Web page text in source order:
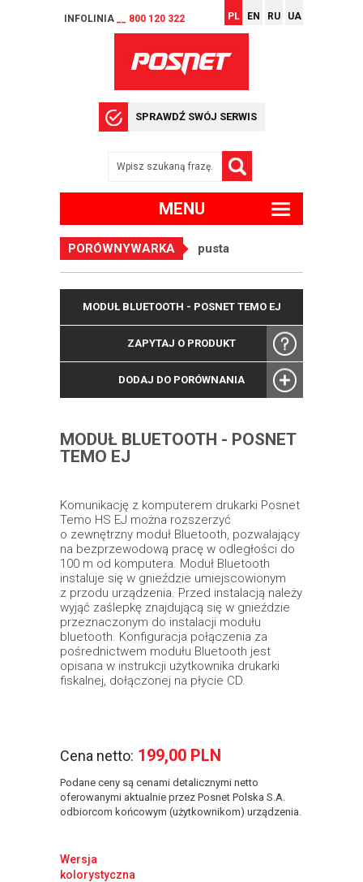
INFOLINIA __ 800 120 322 PL EN RU UA
SPRAWDŹ SWÓJ SERWIS
MENU
PORÓWNYWARKA pusta
MODUŁ BLUETOOTH - POSNET TEMO EJ
ZAPYTAJ O PRODUKT
DODAJ DO PORÓWNANIA
MODUŁ BLUETOOTH - POSNET
TEMO EJ
Komunikację z komputerem drukarki Posnet
Temo HS EJ można rozszerzyć
o zewnętrzny moduł Bluetooth, pozwalający
na bezprzewodową pracę w odległości do
100 m od komputera. Moduł Bluetooth
instaluje się w gnieździe umiejscowionym
z przodu urządzenia. Przed instalacją należy
wyjąć zaślepkę znajdującą się w gnieździe
przeznaczonym do instalacji modułu
bluetooth. Konfiguracja połączenia za
pośrednictwem modułu Bluetooth jest
opisana w instrukcji użytkownika drukarki
fiskalnej, dołączonej na płycie CD.
Cena netto: 199,00 PLN
Podane ceny są cenami detalicznymi netto
oferowanymi aktualnie przez Posnet Polska S.A.
odbiorcom końcowym (użytkownikom) urządzenia.
Wersja
kolorystyczna